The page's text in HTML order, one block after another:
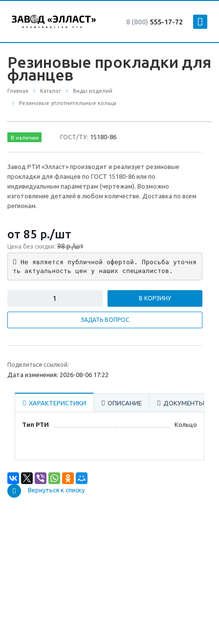
8 (800) 555-17-72
Резиновые прокладки для
фланцев
Главная Каталог Виды изделий
Резиновые уплотнительные кольца
В наличии ГОСТ/ТУ: 15180-86
Завод РТИ «Элласт» производит и реализует резиновые
прокладки для фланцев по ГОСТ 15180-86 или по
индивидуальным параметрам (чертежам). Возможно
изготовление деталей в любом количестве. Доставка по всем
регионам.
от 85 р./шт
Цена без скидки: 98 р./шт
Не является публичной офертой. Просьба уточня
ть актуальность цен у наших специалистов.
В КОРЗИНУ
ЗАДАТЬ ВОПРОС
Поделиться ссылкой:
Дата изменения: 2026-08-06 17:22
ХАРАКТЕРИСТИКИ ОПИСАНИЕ ДОКУМЕНТЫ
Тип РТИ Кольцо
Вернуться к списку